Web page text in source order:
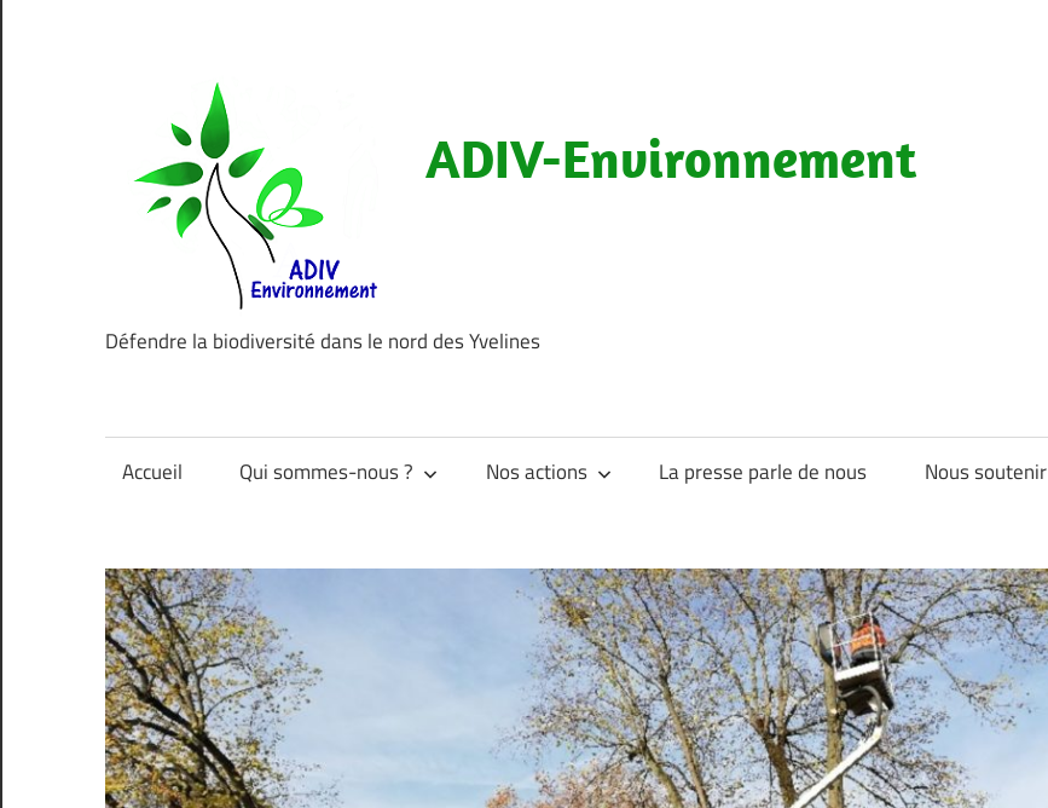
ADIV-Environnement
Défendre la biodiversité dans le nord des Yvelines
Accueil Qui sommes-nous ? Nos actions La presse parle de nous Nous soutenir